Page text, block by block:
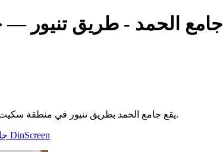
جامع الحمد - طريق تنيور —
يقع جامع الحمد بطريق تنيور في منطقة سكيت الزيت بتونس. يُقام فيه الصلوات الخمس والجمعة.
DinScreen